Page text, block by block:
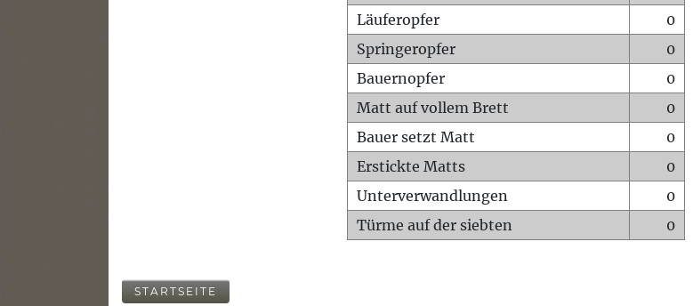
Läuferopfer
0
Springeropfer
0
Bauernopfer
0
Matt auf vollem Brett
0
Bauer setzt Matt
0
Erstickte Matts
0
Unterverwandlungen
0
Türme auf der siebten
0
STARTSEITE